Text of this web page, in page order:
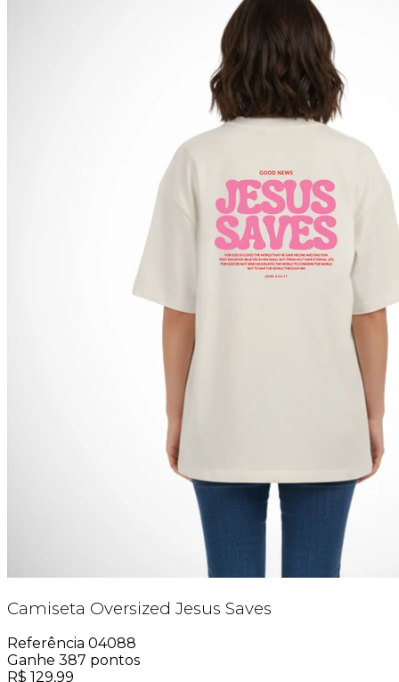
Camiseta Oversized Jesus Saves
Referência 04088
Ganhe 387 pontos
R$ 129,99